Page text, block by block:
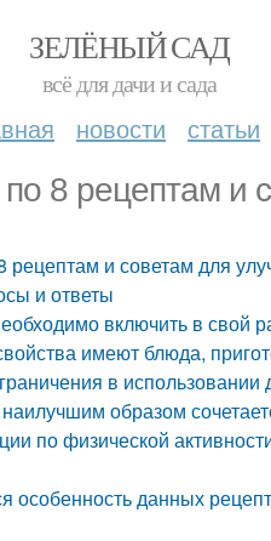
ЗЕЛЁНЫЙ САД
всё для дачи и сада
новости статьи
8 рецептам и
рецептам и советам для
и ответы
включить в свой
имеют блюда,
в
образом
по физической
особенность данных